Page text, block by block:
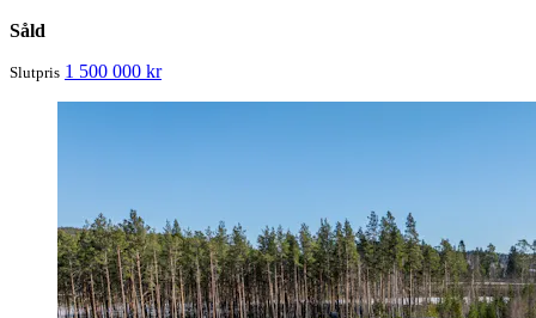
Såld
Slutpris 1 500 000 kr